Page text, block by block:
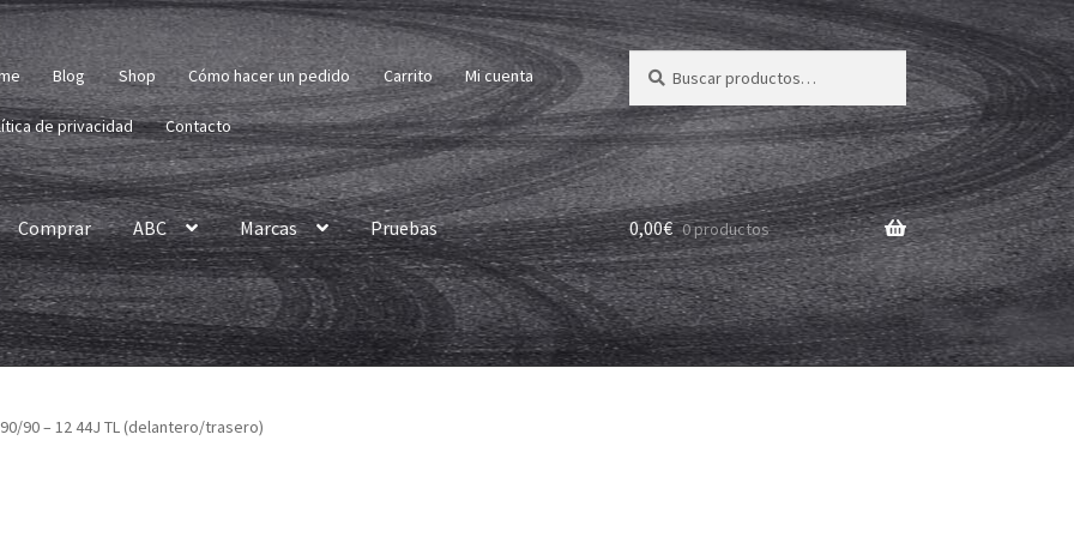
Blog Shop Cómo hacer un pedido Carrito Mi cuenta
de privacidad Contacto
Buscar
por:
Buscar
Comprar ABC Marcas Pruebas 0,00€ 0 productos
90 – 12 44J TL (delantero/trasero)